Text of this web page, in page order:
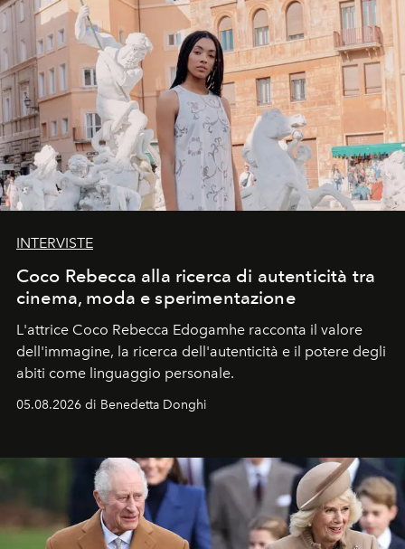
INTERVISTE
Coco Rebecca alla ricerca di autenticità tra
cinema, moda e sperimentazione
L'attrice Coco Rebecca Edogamhe racconta il valore
dell'immagine, la ricerca dell'autenticità e il potere degli
abiti come linguaggio personale.
05.08.2026 di Benedetta Donghi